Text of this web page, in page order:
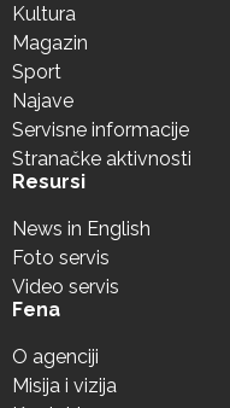
Kultura
Magazin
Sport
Najave
Servisne informacije
Stranačke aktivnosti
Resursi
News in English
Foto servis
Video servis
Fena
O agenciji
Misija i vizija